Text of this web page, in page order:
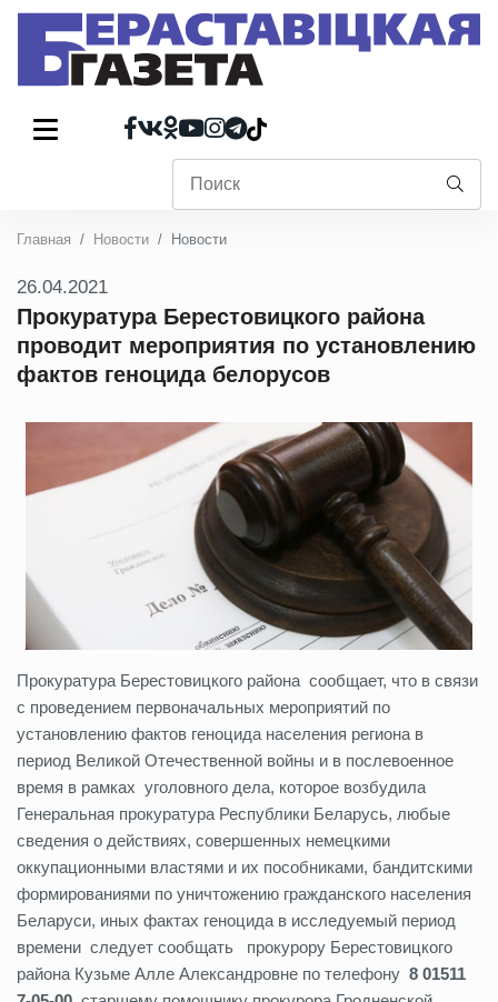
Главная Новости Новости
26.04.2021
Прокуратура Берестовицкого района
проводит мероприятия по установлению
фактов геноцида белорусов
Прокуратура Берестовицкого района сообщает, что в связи
с проведением первоначальных мероприятий по
установлению фактов геноцида населения региона в
период Великой Отечественной войны и в послевоенное
время в рамках уголовного дела, которое возбудила
Генеральная прокуратура Республики Беларусь, любые
сведения о действиях, совершенных немецкими
оккупационными властями и их пособниками, бандитскими
формированиями по уничтожению гражданского населения
Беларуси, иных фактах геноцида в исследуемый период
времени следует сообщать прокурору Берестовицкого
района Кузьме Алле Александровне по телефону 8 01511